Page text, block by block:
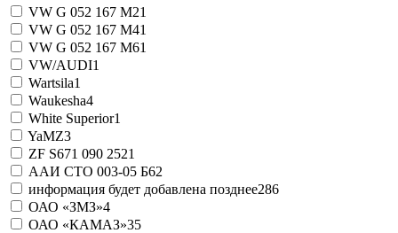
VW G 052 167 M21
VW G 052 167 M41
VW G 052 167 M61
VW/AUDI1
Wartsila1
Waukesha4
White Superior1
YaMZ3
ZF S671 090 2521
ААИ СТО 003-05 Б62
информация будет добавлена позднее286
ОАО «ЗМЗ»4
ОАО «КАМАЗ»35